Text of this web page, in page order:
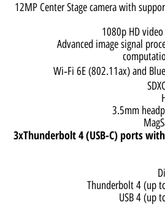
12MP Center Stage camera with
1080p HD
Advanced image signal
Wi‑Fi 6E (802.11ax) and
3.5mm
3xThunderbolt 4 (USB-C) ports
Thunderbolt 4 (up
USB 4 (up